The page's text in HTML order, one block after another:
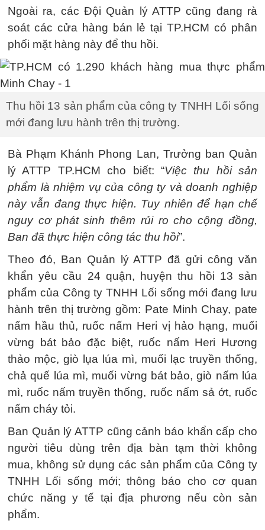
Ngoài ra, các Đội Quản lý ATTP cũng đang rà
soát các cửa hàng bán lẻ tại TP.HCM có phân
phối mặt hàng này để thu hồi.
Thu hồi 13 sản phẩm của công ty TNHH Lối sống
mới đang lưu hành trên thị trường.
Bà Phạm Khánh Phong Lan, Trưởng ban Quản
lý ATTP TP.HCM cho biết: “Việc thu hồi sản
phẩm là nhiệm vụ của công ty và doanh nghiệp
này vẫn đang thực hiện. Tuy nhiên để hạn chế
nguy cơ phát sinh thêm rủi ro cho cộng đồng,
Ban đã thực hiện công tác thu hồi”.
Theo đó, Ban Quản lý ATTP đã gửi công văn
khẩn yêu cầu 24 quận, huyện thu hồi 13 sản
phẩm của Công ty TNHH Lối sống mới đang lưu
hành trên thị trường gồm: Pate Minh Chay, pate
nấm hầu thủ, ruốc nấm Heri vị hảo hạng, muối
vừng bát bảo đặc biệt, ruốc nấm Heri Hương
thảo mộc, giò lụa lúa mì, muối lạc truyền thống,
chả quế lúa mì, muối vừng bát bảo, giò nấm lúa
mì, ruốc nấm truyền thống, ruốc nấm sả ớt, ruốc
nấm cháy tỏi.
Ban Quản lý ATTP cũng cảnh báo khẩn cấp cho
người tiêu dùng trên địa bàn tạm thời không
mua, không sử dụng các sản phẩm của Công ty
TNHH Lối sống mới; thông báo cho cơ quan
chức năng y tế tại địa phương nếu còn sản
phẩm.